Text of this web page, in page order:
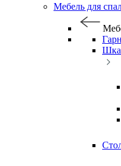
Мебель для